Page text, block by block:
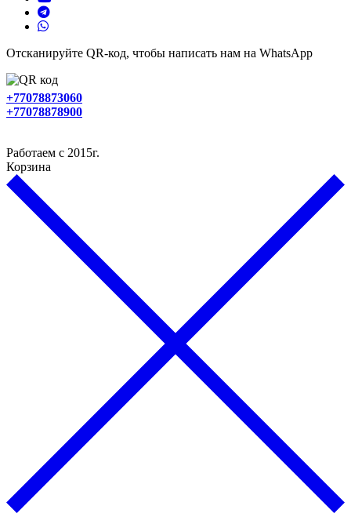
Отсканируйте QR-код, чтобы написать нам на WhatsApp
+77078873060
+77078878900
Работаем с 2015г.
Корзина